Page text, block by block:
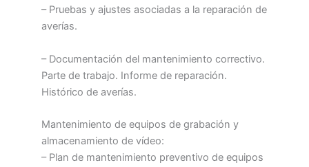
– Pruebas y ajustes asociadas a la reparación de
averías.
– Documentación del mantenimiento correctivo.
Parte de trabajo. Informe de reparación.
Histórico de averías.
Mantenimiento de equipos de grabación y
almacenamiento de vídeo:
– Plan de mantenimiento preventivo de equipos